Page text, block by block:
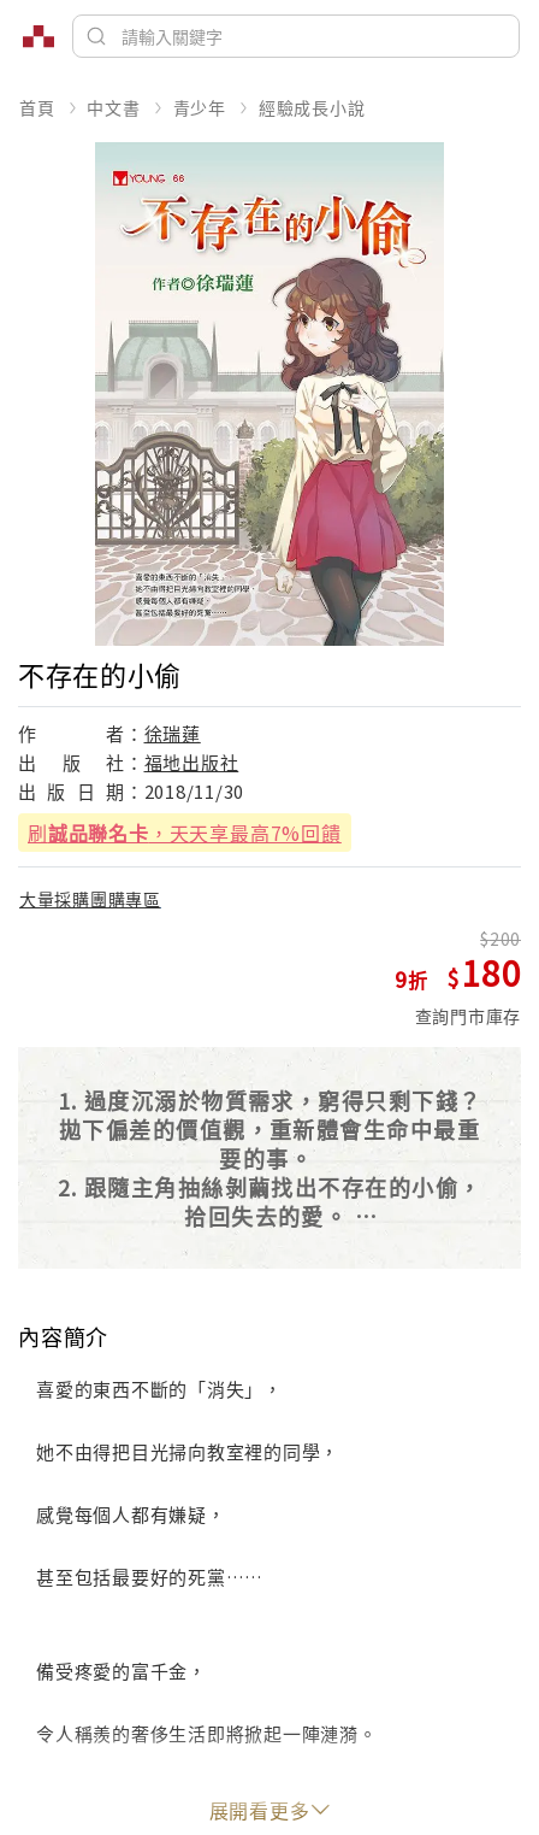
首頁 中文書 青少年 經驗成長小說
不存在的小偷
作 者： 徐瑞蓮
出
版 社： 福地出版社
出 版 日 期： 2018/11/30
刷誠品聯名卡 ，天天享最高7%回饋
大量採購團購專區
9
200
180
查詢門市庫存
1. 過度沉溺於物質需求，窮得只剩下錢？
拋下偏差的價值觀，重新體會生命中最重
要的事。
2. 跟隨主角抽絲剝繭找出不存在的小偷，
拾回失去的愛。
3. 賺人熱淚的結局，引人思考的價值觀議
題。
內容簡介
喜愛的東西不斷的「消失」，
她不由得把目光掃向教室裡的同學，
感覺每個人都有嫌疑，
甚至包括最要好的死黨……
備受疼愛的富千金，
令人稱羨的奢侈生活即將掀起一陣漣漪。
身邊的東西開始一件一件「消失」，
展開看更多